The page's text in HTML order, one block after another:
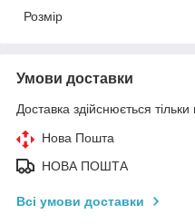
Розмір
Умови доставки
Доставка здійснюється
Нова Пошта
НОВА ПОШТА
Всі умови доставки